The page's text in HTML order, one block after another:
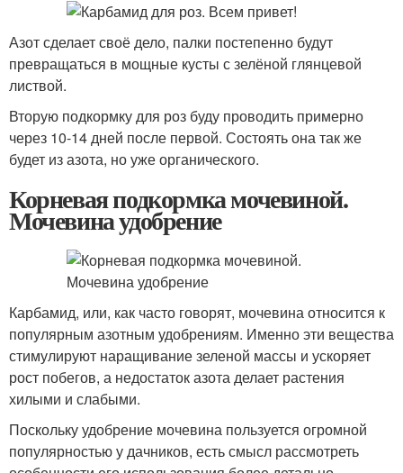
Азот сделает своё дело, палки постепенно будут
превращаться в мощные кусты с зелёной глянцевой
листвой.
Вторую подкормку для роз буду проводить примерно
через 10-14 дней после первой. Состоять она так же
будет из азота, но уже органического.
Корневая подкормка мочевиной.
Мочевина удобрение
Карбамид, или, как часто говорят, мочевина относится к
популярным азотным удобрениям. Именно эти вещества
стимулируют наращивание зеленой массы и ускоряет
рост побегов, а недостаток азота делает растения
хилыми и слабыми.
Поскольку удобрение мочевина пользуется огромной
популярностью у дачников, есть смысл рассмотреть